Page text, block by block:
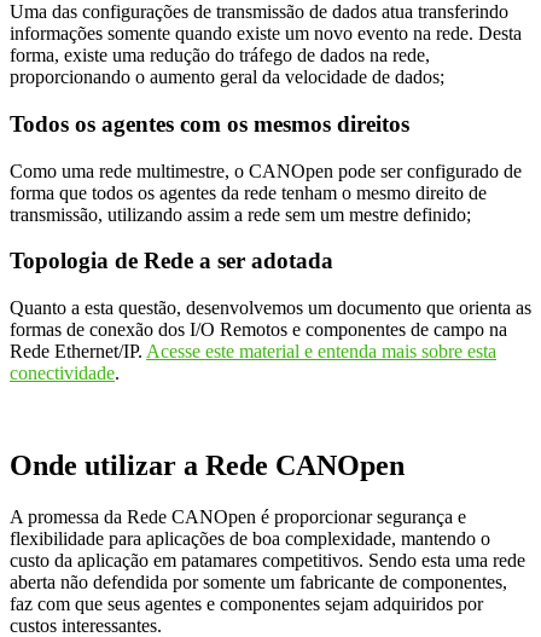
Uma das configurações de transmissão de dados atua transferindo
informações somente quando existe um novo evento na rede. Desta
forma, existe uma redução do tráfego de dados na rede,
proporcionando o aumento geral da velocidade de dados;
Todos os agentes com os mesmos direitos
Como uma rede multimestre, o CANOpen pode ser configurado de
forma que todos os agentes da rede tenham o mesmo direito de
transmissão, utilizando assim a rede sem um mestre definido;
Topologia de Rede a ser adotada
Quanto a esta questão, desenvolvemos um documento que orienta as
formas de conexão dos I/O Remotos e componentes de campo na
Rede Ethernet/IP. Acesse este material e entenda mais sobre esta
conectividade.
Onde utilizar a Rede CANOpen
A promessa da Rede CANOpen é proporcionar segurança e
flexibilidade para aplicações de boa complexidade, mantendo o
custo da aplicação em patamares competitivos. Sendo esta uma rede
aberta não defendida por somente um fabricante de componentes,
faz com que seus agentes e componentes sejam adquiridos por
custos interessantes.